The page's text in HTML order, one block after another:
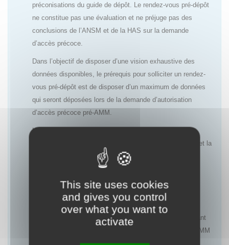
This site uses cookies
and gives you control
over what you want to
activate
préconisations du guide de dépôt. Le rendez-vous pré-dépôt
ne constitue pas une évaluation et ne préjuge pas des
conclusions de l’ANSM et de la HAS sur la demande
d’accès précoce.
Dans l’objectif de disposer d’une vision exhaustive des
données disponibles, le prérequis pour solliciter un rendez-
vous pré-dépôt est de disposer d’un maximum de données
qui seront déposées lors de la demande d’autorisation
d’accès précoce pré-AMM.
L’objectif de ces rendez-vous est de permettre aux
laboratoires d’anticiper au mieux l’évaluation de l’ANSM et la
décision de la HAS ainsi que le choix des données à
recueillir dans le cadre du PUT-RD afin de répondre aux
attentes des deux agences.
Les rendez-vous pourront être refusés notamment :
- pour une première demande d’accès précoce concernant
une indication ayant une AMM ou un avis favorable à l’AMM
(centralisée ou nationale), dans la mesure où le rapport